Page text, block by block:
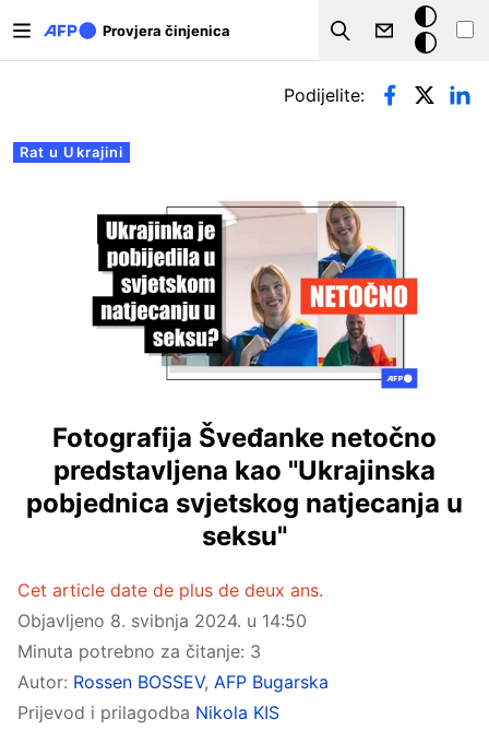
Provjera činjenica
Search
Tamna
pozadina
Primarne oznake
Rat u Ukrajini
Podijelite:
Fotografija Šveđanke netočno
predstavljena kao "Ukrajinska
pobjednica svjetskog natjecanja u
seksu"
Cet article date de plus de deux ans.
Objavljeno 8. svibnja 2024. u 14:50
Minuta potrebno za čitanje: 3
Autor: Rossen BOSSEV, AFP Bugarska
Prijevod i prilagodba Nikola KIS